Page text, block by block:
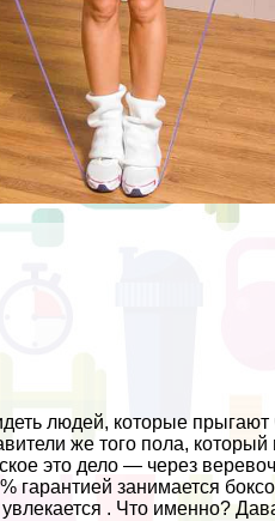
людей, которые прыгают
же того пола,
это дело — через
гарантией занимается
. Что именно?